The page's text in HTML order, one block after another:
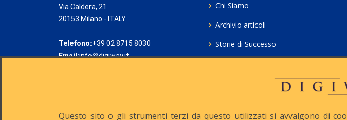
Via Caldera, 21
20153 Milano - ITALY
Telefono:+39 02 8715 8030
Email:info@digiway.it
Chi Siamo
Archivio articoli
Storie di Successo
Questo sito o gli strumenti terzi da questo utilizzati si avvalgono di